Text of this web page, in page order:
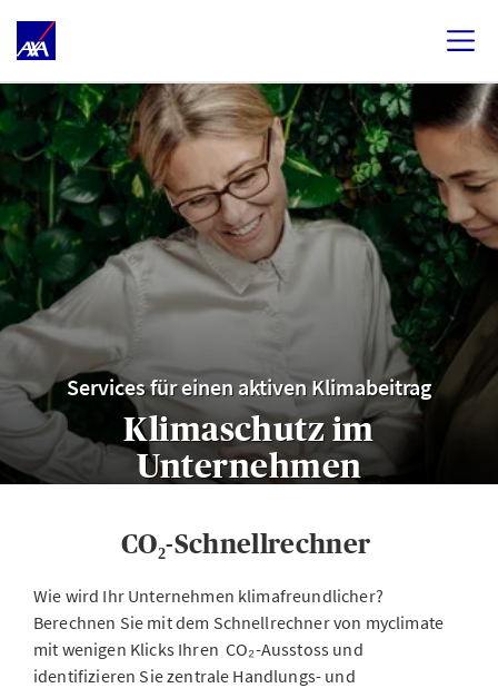
Services für einen aktiven Klimabeitrag
Klimaschutz im
Unternehmen
CO₂-Schnellrechner
Wie wird Ihr Unternehmen klimafreundlicher?
Berechnen Sie mit dem Schnellrechner von myclimate
mit wenigen Klicks Ihren CO₂-Ausstoss und
identifizieren Sie zentrale Handlungs- und